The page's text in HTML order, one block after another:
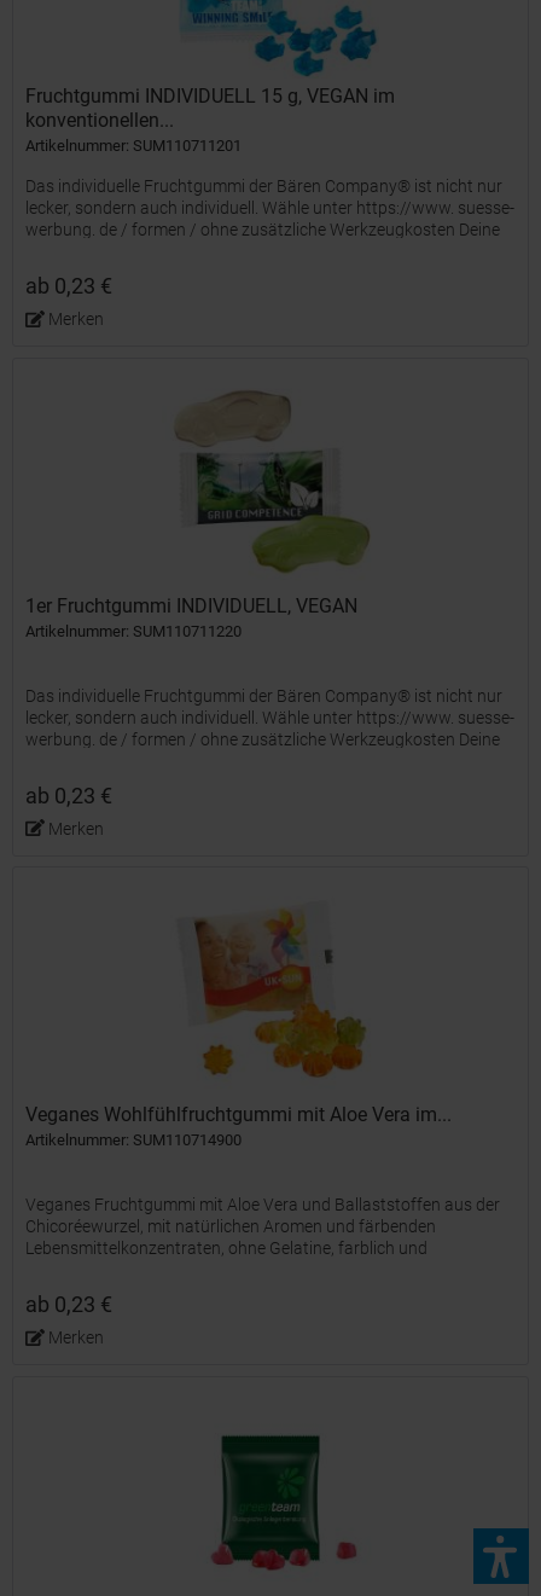
Fruchtgummi INDIVIDUELL 15 g, VEGAN im
konventionellen...
Artikelnummer: SUM110711201
Das individuelle Fruchtgummi der Bären Company® ist nicht nur
lecker, sondern auch individuell. Wähle unter https://www. suesse-
werbung. de / formen / ohne zusätzliche Werkzeugkosten Deine
ab 0,23 €
Merken
1er Fruchtgummi INDIVIDUELL, VEGAN
Artikelnummer: SUM110711220
Das individuelle Fruchtgummi der Bären Company® ist nicht nur
lecker, sondern auch individuell. Wähle unter https://www. suesse-
werbung. de / formen / ohne zusätzliche Werkzeugkosten Deine
ab 0,23 €
Merken
Veganes Wohlfühlfruchtgummi mit Aloe Vera im...
Artikelnummer: SUM110714900
Veganes Fruchtgummi mit Aloe Vera und Ballaststoffen aus der
Chicoréewurzel, mit natürlichen Aromen und färbenden
Lebensmittelkonzentraten, ohne Gelatine, farblich und
weißem...
ab 0,23 €
Merken